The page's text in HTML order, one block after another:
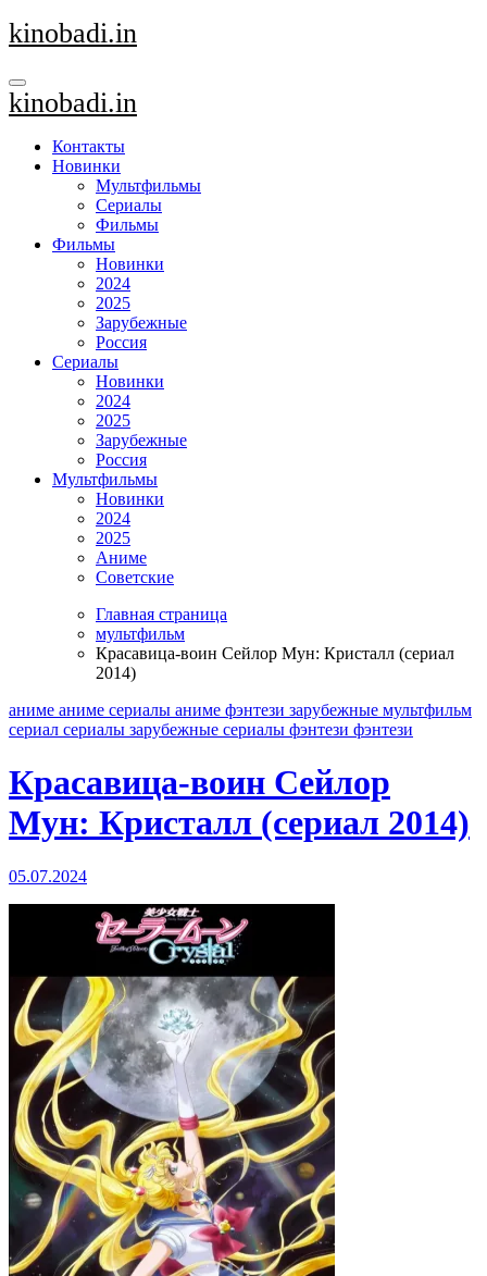
Перейти
к
kinobadi.in
kinobadi.in
Контакты
Новинки
Мультфильмы
Сериалы
Фильмы
Фильмы
Новинки
2024
2025
Зарубежные
Россия
Сериалы
Новинки
2024
2025
Зарубежные
Россия
Мультфильмы
Новинки
2024
2025
Аниме
Советские
Главная страница
мультфильм
Красавица-воин Сейлор Мун: Кристалл (сериал
2014)
аниме аниме сериалы аниме фэнтези зарубежные мультфильм
сериал сериалы зарубежные сериалы фэнтези фэнтези
Красавица-воин Сейлор
Мун: Кристалл (сериал 2014)
05.07.2024